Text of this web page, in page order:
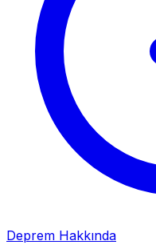
Deprem Hakkında